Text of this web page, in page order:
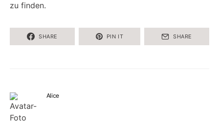
zu finden.
SHARE PIN IT SHARE
Alice